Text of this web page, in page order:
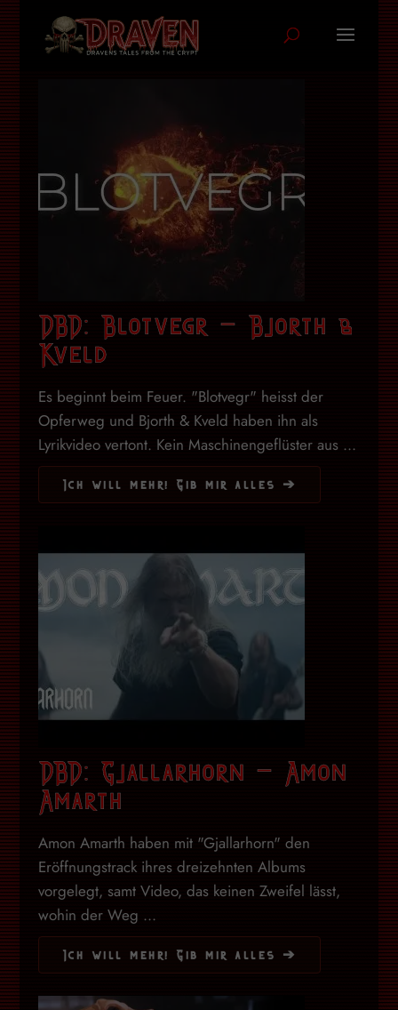
DBD: Blotvegr – Bjorth &
Kveld
Es beginnt beim Feuer. "Blotvegr" heisst der
Opferweg und Bjorth & Kveld haben ihn als
Lyrikvideo vertont. Kein Maschinengeflüster aus ...
Ich will mehr! Gib mir alles ➔
DBD: Gjallarhorn – Amon
Amarth
Amon Amarth haben mit "Gjallarhorn" den
Eröffnungstrack ihres dreizehnten Albums
vorgelegt, samt Video, das keinen Zweifel lässt,
wohin der Weg ...
Ich will mehr! Gib mir alles ➔